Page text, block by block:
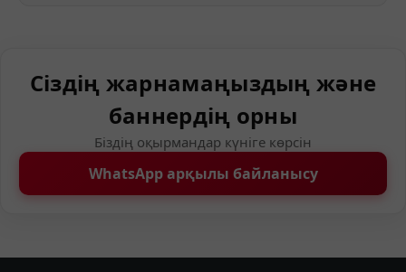
Сіздің жарнамаңыздың және
баннердің орны
Біздің оқырмандар күніге көрсін
WhatsApp арқылы байланысу